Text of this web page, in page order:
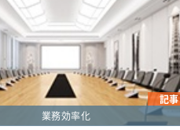
記事
業務効率化